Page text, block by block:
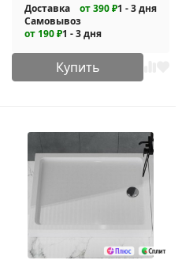
Доставка от 390 ₽1 - 3 дня
Самовывоз
от 190 ₽1 - 3 дня
Купить